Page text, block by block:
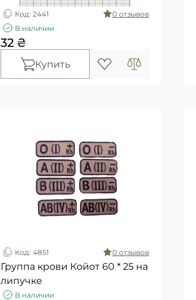
Код: 2441
0 отзывов
В наличии
32 ₴
Купить
Код: 4851 0 отзывов
Группа крови Койот 60 * 25 на
липучке
В наличии